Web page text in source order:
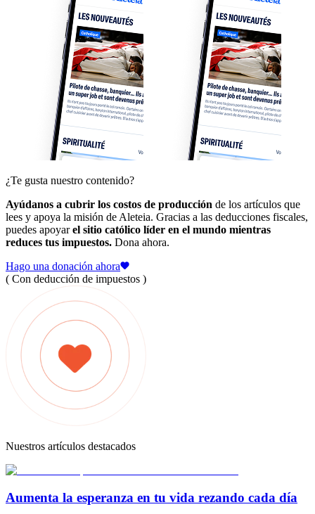
¿Te gusta nuestro contenido?
Ayúdanos a cubrir los costos de producción de los artículos que
lees y apoya la misión de Aleteia. Gracias a las deducciones fiscales,
puedes apoyarel sitio católico líder en el mundo mientras
reduces tus impuestos. Dona ahora.
Hago una donación ahora
( Con deducción de impuestos )
Nuestros artículos destacados
Aumenta la esperanza en tu vida rezando cada día